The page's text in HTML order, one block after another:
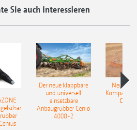
Sie auch interessieren
Der neue klappbare
und universell
einsetzbare
Anbaugrubber Cenio
4000-2
Neue